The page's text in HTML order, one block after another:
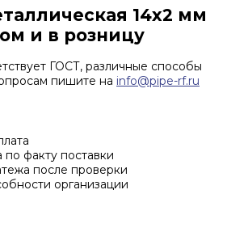
14х2 мм
и в розницу
ГОСТ, различные способы
пишите на info@pipe-rf.ru
по факту поставки
после проверки
организации